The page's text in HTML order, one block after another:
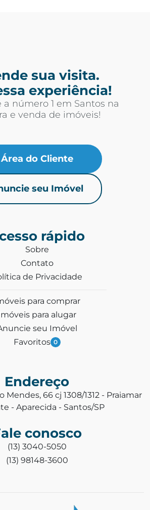
sua visita.
experiência!
a número 1 em Santos na
e venda de imóveis!
Área do Cliente
seu Imóvel
rápido
Sobre
Contato
de Privacidade
para comprar
para alugar
seu Imóvel
Favoritos 0
Endereço
66 cj 1308/1312 - Praiamar
- Aparecida - Santos/SP
conosco
(13) 3040-5050
(13) 98148-3600